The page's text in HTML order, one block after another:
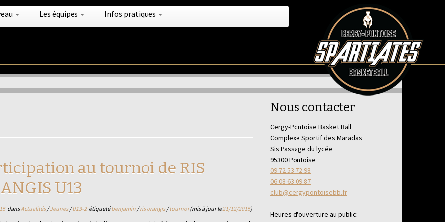
Les équipes Infos pratiques
au tournoi de RIS
U13
dansActualités/Jeunes/U13-2 étiquetébenjamin /ris orangis/tournoi(mis à jour le21/12/2015)
Nous contacter
Cergy-Pontoise Basket Ball
Complexe Sportif des Maradas
Sis Passage du lycée
95300 Pontoise
09 72 53 72 98
06 08 63 09 87
club@cergypontoisebb.fr
Heures d'ouverture au public: